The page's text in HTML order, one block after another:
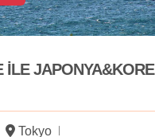
İLE JAPONYA&KORE
Tokyo